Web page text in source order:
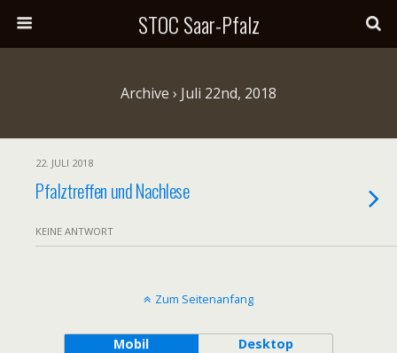
STOC Saar-Pfalz
Archive › Juli 22nd, 2018
22. JULI 2018
Pfalztreffen und Nachlese
KEINE ANTWORT
Zum Seitenanfang
Mobil Desktop